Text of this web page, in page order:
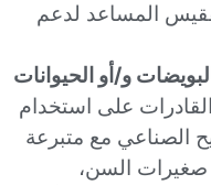
المساعد لدعم
و/أو الحيوانات
على استخدام
الصناعي مع متبرعة
صغيرات السن،